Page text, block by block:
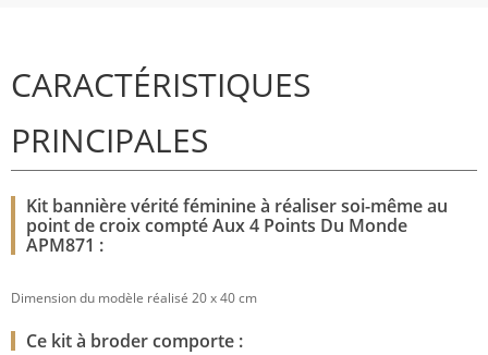
CARACTÉRISTIQUES
PRINCIPALES
Kit bannière vérité féminine à réaliser soi-même au
point de croix compté Aux 4 Points Du Monde
APM871 :
Dimension du modèle réalisé 20 x 40 cm
Ce kit à broder comporte :